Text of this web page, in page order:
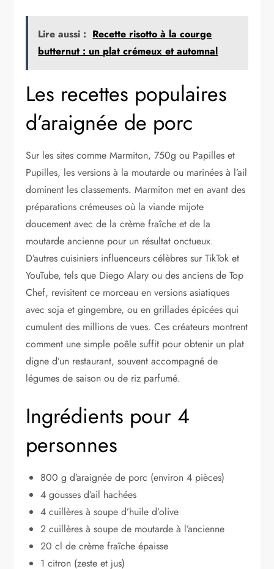
Lire aussi : Recette risotto à la courge
butternut : un plat crémeux et automnal
Les recettes populaires
d’araignée de porc
Sur les sites comme Marmiton, 750g ou Papilles et
Pupilles, les versions à la moutarde ou marinées à l’ail
dominent les classements. Marmiton met en avant des
préparations crémeuses où la viande mijote
doucement avec de la crème fraîche et de la
moutarde ancienne pour un résultat onctueux.
D’autres cuisiniers influenceurs célèbres sur TikTok et
YouTube, tels que Diego Alary ou des anciens de Top
Chef, revisitent ce morceau en versions asiatiques
avec soja et gingembre, ou en grillades épicées qui
cumulent des millions de vues. Ces créateurs montrent
comment une simple poêle suffit pour obtenir un plat
digne d’un restaurant, souvent accompagné de
légumes de saison ou de riz parfumé.
Ingrédients pour 4
personnes
800 g d’araignée de porc (environ 4 pièces)
4 gousses d’ail hachées
4 cuillères à soupe d’huile d’olive
2 cuillères à soupe de moutarde à l’ancienne
20 cl de crème fraîche épaisse
1 citron (zeste et jus)